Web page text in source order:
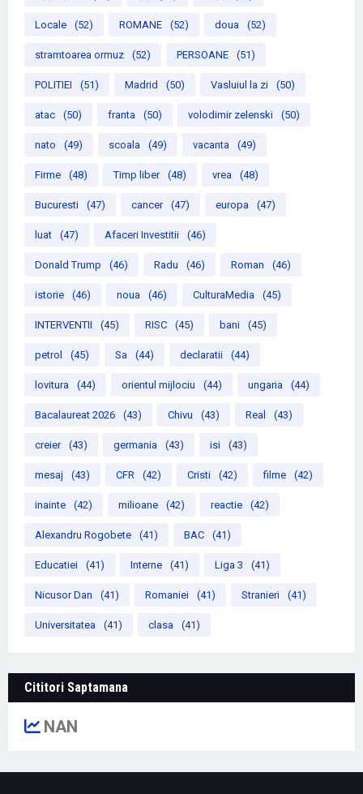
Locale (52) ROMANE (52) doua (52)
stramtoarea ormuz (52) PERSOANE (51)
POLITIEI (51) Madrid (50) Vasluiul la zi (50)
atac (50) franta (50) volodimir zelenski (50)
nato (49) scoala (49) vacanta (49)
Firme (48) Timp liber (48) vrea (48)
Bucuresti (47) cancer (47) europa (47)
luat (47) Afaceri Investitii (46)
Donald Trump (46) Radu (46) Roman (46)
istorie (46) noua (46) CulturaMedia (45)
INTERVENTII (45) RISC (45) bani (45)
petrol (45) Sa (44) declaratii (44)
lovitura (44) orientul mijlociu (44) ungaria (44)
Bacalaureat 2026 (43) Chivu (43) Real (43)
creier (43) germania (43) isi (43)
mesaj (43) CFR (42) Cristi (42) filme (42)
inainte (42) milioane (42) reactie (42)
Alexandru Rogobete (41) BAC (41)
Educatiei (41) Interne (41) Liga 3 (41)
Nicusor Dan (41) Romaniei (41) Stranieri (41)
Universitatea (41) clasa (41)
Cititori Saptamana
NAN